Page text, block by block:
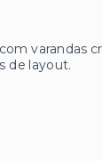
varandas
de layout.